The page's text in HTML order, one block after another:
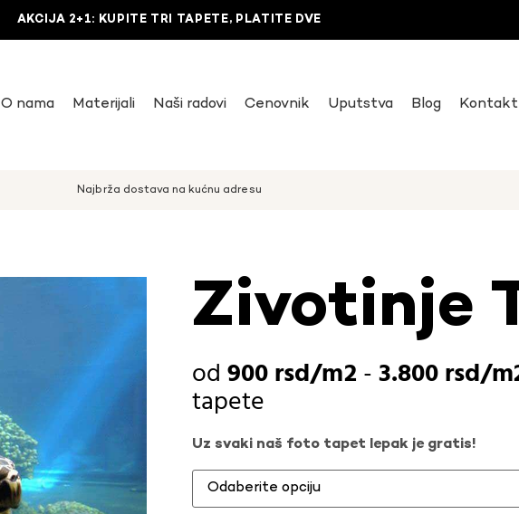
AKCIJA 2+1: KUPITE TRI TAPETE, PLATITE DVE
O nama Materijali Naši radovi Cenovnik Uputstva Blog Kontakt
Najbrža dostava na kućnu adresu
Zivotinje
900rsd -3.800rsd
tapete
Uz svaki naš foto tapet lepak je gratis!